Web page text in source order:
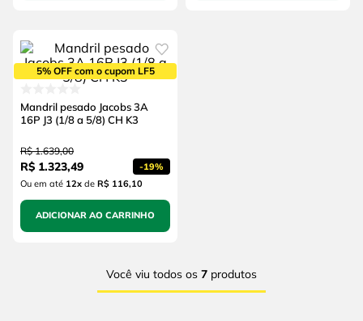
5% OFF com o cupom LF5
Mandril pesado Jacobs 3A
16P J3 (1/8 a 5/8) CH K3
R$ 1.639,00
R$ 1.323,49 -19%
Ou em até 12xde R$ 116,10
ADICIONAR AO CARRINHO
Você viu todos os 7 produtos